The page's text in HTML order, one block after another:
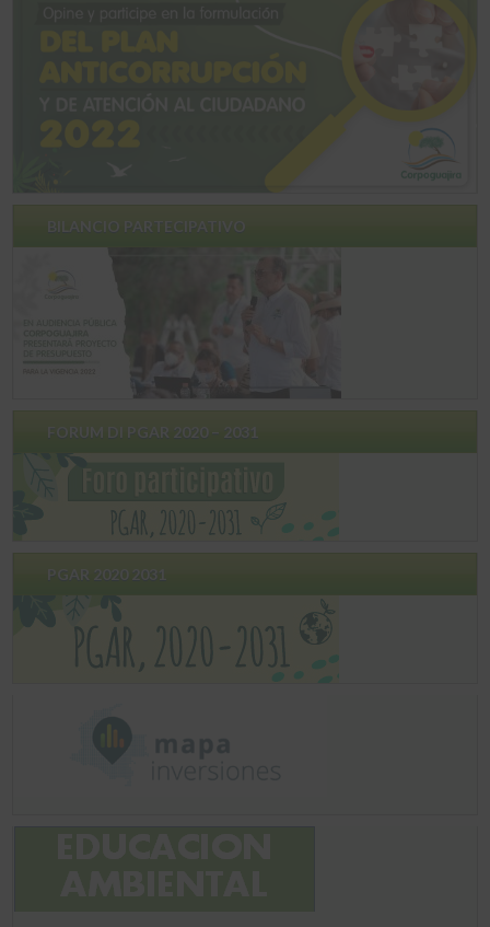
BILANCIO PARTECIPATIVO
FORUM DI PGAR 2020 – 2031
PGAR 2020 2031